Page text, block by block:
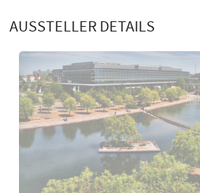
AUSSTELLER DETAILS